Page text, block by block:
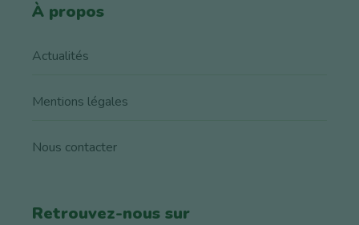
À propos
Actualités
Mentions légales
Nous contacter
Retrouvez-nous sur